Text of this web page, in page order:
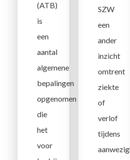
(ATB)
is
een
aantal
algemene
bepalingen
opgenomen
die
het
voor
SZW
een
ander
inzicht
omtrent
ziekte
of
verlof
tijdens